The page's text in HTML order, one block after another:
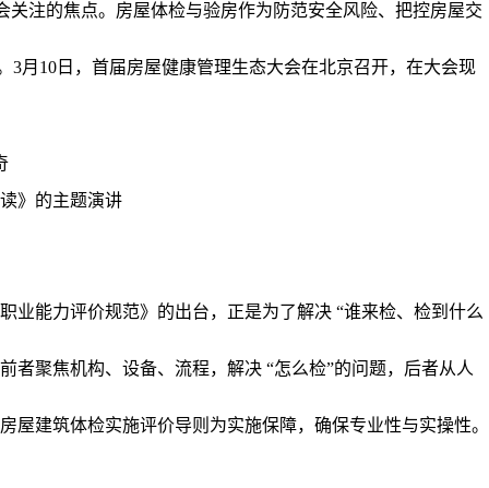
注的焦点。房屋体检与验房作为防范安全风险、把控房屋交
月10日，首届房屋健康管理生态大会在北京召开，在大会现
》的主题演讲
业能力评价规范》的出台，正是为了解决 “谁来检、检到什么
聚焦机构、设备、流程，解决 “怎么检”的问题，后者从人
建筑体检实施评价导则为实施保障，确保专业性与实操性。